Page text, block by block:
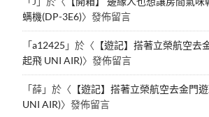
螨機(DP-3E6)〉發佈留言
「a12425 」於〈 【遊記】搭著立榮航空去
起飛 UNI AIR)〉發佈留言
「薛」於〈 【遊記】搭著立榮航空去金門
UNI AIR)〉發佈留言